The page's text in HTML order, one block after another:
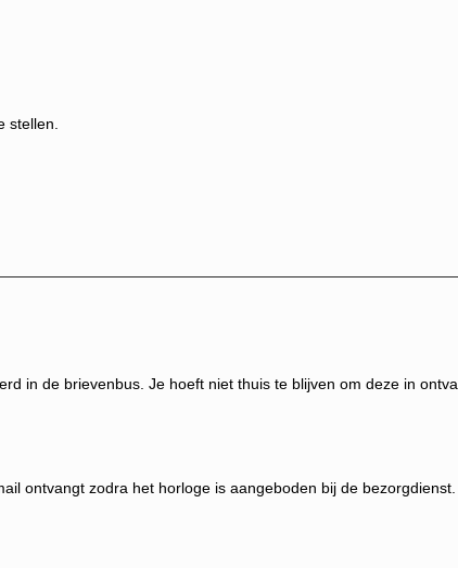
stellen.
in de brievenbus. Je hoeft niet thuis te blijven om deze in
ontvangt zodra het horloge is aangeboden bij de bezorgdienst.